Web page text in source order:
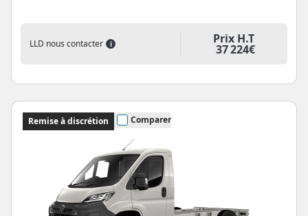
LLD nous contacter i Prix H.T
37 224€
Remise à discrétion Comparer